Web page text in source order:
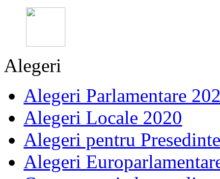
Alegeri
Alegeri Parlamentare
Alegeri Locale 2020
Alegeri pentru
Alegeri